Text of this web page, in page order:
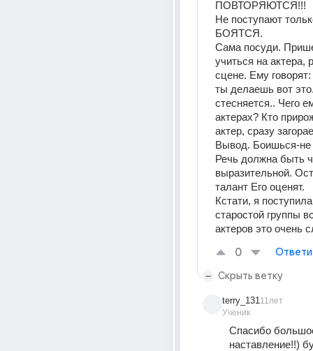
ПОВТОРЯЮТСЯ!!!
Не поступают
БОЯТСЯ.
Сама посуди.
учиться на актера,
сцене. Ему
ты делаешь вот
стесняется.. Чего
актерах? Кто
актер, сразу
Вывод. Боишься-не
Речь должна быть
выразительной.
талант Его оценят.
Кстати, я
старостой группы
актеров это очень
0
Скрыть ветку
terry_131
Ученик
11лет
Спасибо
наставление!!)